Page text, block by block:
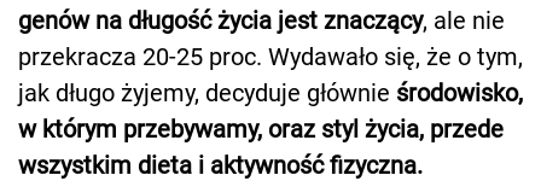
genów na długość życia jest znaczący, ale nie
przekracza 20-25 proc. Wydawało się, że o tym,
jak długo żyjemy, decyduje głównie środowisko,
w którym przebywamy, oraz styl życia, przede
wszystkim dieta i aktywność fizyczna.